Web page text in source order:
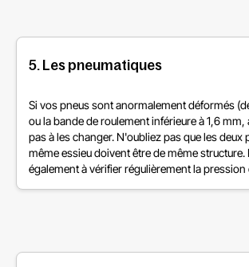
5. Les pneumatiques
Si vos pneus sont anormalement déformés
ou la bande de roulement inférieure à 1,6
pas à les changer. N'oubliez pas que les deux
même essieu doivent être de même structure.
également à vérifier régulièrement la pression